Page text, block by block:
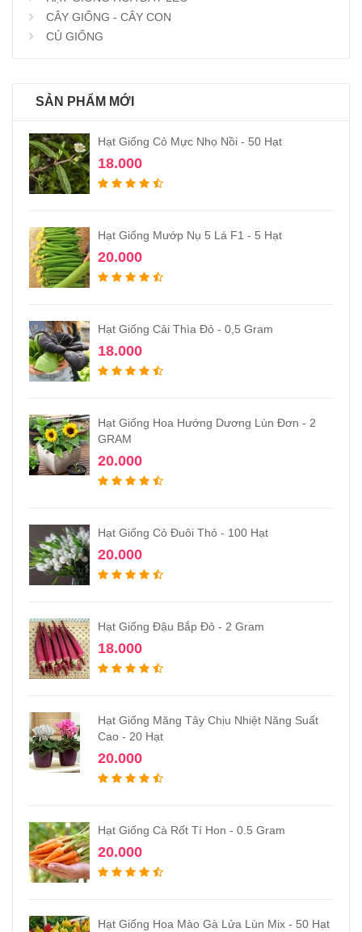
CÂY GIỐNG - CÂY CON
CỦ GIỐNG
SẢN PHẨM MỚI
Hạt Giống Cỏ Mực Nhọ Nồi - 50 Hạt
18.000
Hạt Giống Mướp Nụ 5 Lá F1 - 5 Hạt
20.000
Hạt Giống Cải Thìa Đỏ - 0,5 Gram
18.000
Hạt Giống Hoa Hướng Dương Lùn Đơn - 2
GRAM
20.000
Hạt Giống Cỏ Đuôi Thỏ - 100 Hạt
20.000
Hạt Giống Đậu Bắp Đỏ - 2 Gram
18.000
Hạt Giống Măng Tây Chịu Nhiệt Năng Suất
Cao - 20 Hạt
20.000
Hạt Giống Cà Rốt Tí Hon - 0.5 Gram
20.000
Hạt Giống Hoa Mào Gà Lửa Lùn Mix - 50 Hạt